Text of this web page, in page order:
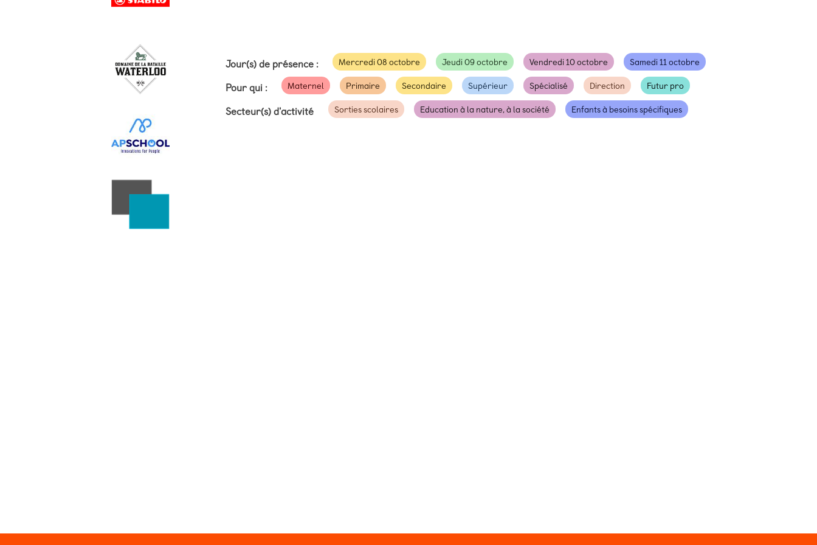
Jour(s) de présence : Mercredi 08 octobre Jeudi 09 octobre Vendredi 10 octobre Samedi 11 octobre
Pour qui : Maternel Primaire Secondaire Supérieur Spécialisé Direction Futur pro
Secteur(s) d'activité Sorties scolaires Education à la nature, à la société Enfants à besoins spécifiques